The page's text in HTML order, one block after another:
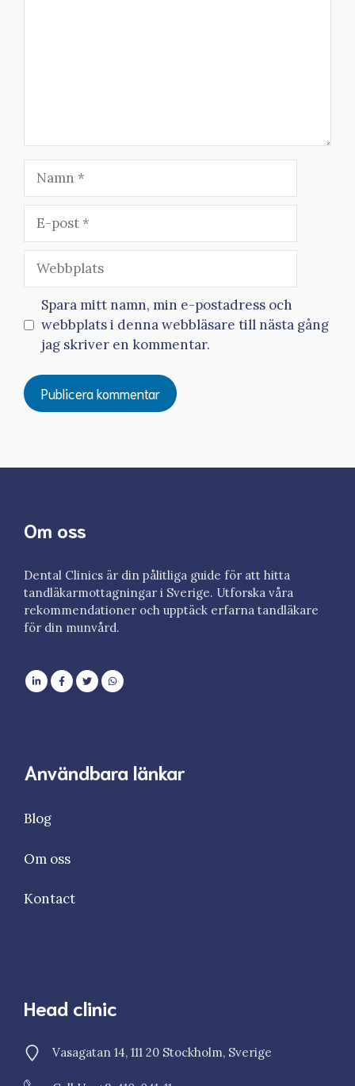
post
Webbplats
Spara mitt namn, min e-postadress och
webbplats i denna webbläsare till nästa gång
jag skriver en kommentar.
Om oss
Dental Clinics är din pålitliga guide för att hitta
tandläkarmottagningar i Sverige. Utforska våra
rekommendationer och upptäck erfarna tandläkare
för din munvård.
Användbara länkar
Blog
Om oss
Kontact
Head clinic
Vasagatan 14, 111 20 Stockholm, Sverige